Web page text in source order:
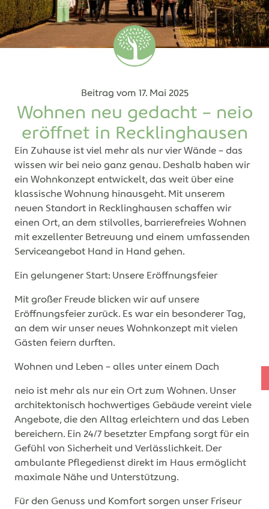
Beitrag vom 17. Mai 2025
Wohnen neu gedacht – neio
eröffnet in Recklinghausen
Ein Zuhause ist viel mehr als nur vier Wände – das
wissen wir bei neio ganz genau. Deshalb haben wir
ein Wohnkonzept entwickelt, das weit über eine
klassische Wohnung hinausgeht. Mit unserem
neuen Standort in Recklinghausen schaffen wir
einen Ort, an dem stilvolles, barrierefreies Wohnen
mit exzellenter Betreuung und einem umfassenden
Serviceangebot Hand in Hand gehen.
Ein gelungener Start: Unsere Eröffnungsfeier
Mit großer Freude blicken wir auf unsere
Eröffnungsfeier zurück. Es war ein besonderer Tag,
an dem wir unser neues Wohnkonzept mit vielen
Gästen feiern durften.
Wohnen und Leben – alles unter einem Dach
neio ist mehr als nur ein Ort zum Wohnen. Unser
architektonisch hochwertiges Gebäude vereint viele
Angebote, die den Alltag erleichtern und das Leben
bereichern. Ein 24/7 besetzter Empfang sorgt für ein
Gefühl von Sicherheit und Verlässlichkeit. Der
ambulante Pflegedienst direkt im Haus ermöglicht
maximale Nähe und Unterstützung.
Für den Genuss und Komfort sorgen unser Friseur